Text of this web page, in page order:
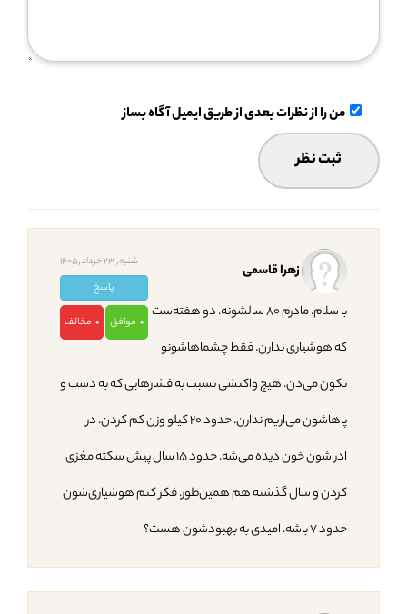
من را از نظرات بعدی از طریق ایمیل آگاه بساز
شنبه, 23 خرداد,1405
پاسخ
0 موافق 0 مخالف
زهرا قاسمی
با سلام. مادرم ۸۰ سالشونه. دو هفته‌ست
که هوشیاری ندارن. فقط چشماهاشونو
تکون می‌دن. هیچ واکنشی نسبت به فشارهایی که به دست و
پاهاشون می‌اریم ندارن. حدود ۲۰ کیلو وزن کم کردن. در
ادراشون خون دیده می‌شه. حدود ۱۵ سال پیش سکته مغزی
کردن و سال گذشته هم همین‌طور. فکر کنم هوشیاری‌شون
حدود ۷ باشه. امیدی به بهبودشون هست؟